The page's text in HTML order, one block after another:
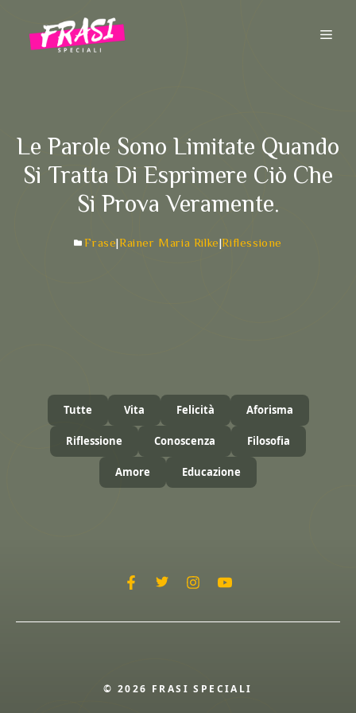
contenuto
Le Parole Sono Limitate Quando
Si Tratta Di Esprimere Ciò Che
Si Prova Veramente.
Frase|Rainer Maria Rilke|Riflessione
Tutte Vita Felicità Aforisma
Riflessione Conoscenza Filosofia
Amore Educazione
© 2026 FRASI SPECIALI